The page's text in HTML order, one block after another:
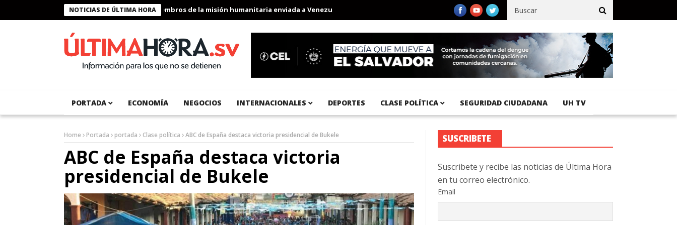
NOTICIAS DE ÚLTIMA HORA
Presidente Bukele condecora a miembros de la misión humanitaria enviada a Venezuela Aeropuerto Internacional del Pacífico registra 92 % de avance en obras de terracería
PORTADA ECONOMÍA NEGOCIOS INTERNACIONALES DEPORTES CLASE POLÍTICA SEGURIDAD CIUDADANA UH TV
Home Portada portada Clase política ABC de España destaca victoria presidencial de Bukele
ABC de España destaca victoria
presidencial de Bukele
SUSCRIBETE
Suscribete y recibe las noticias de Última Hora
en tu correo electrónico.
Email